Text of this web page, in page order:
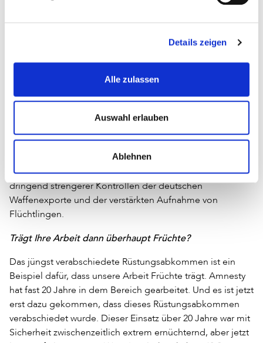
Details zeigen
Alle zulassen
Auswahl erlauben
Ablehnen
dass Kulturgüter, die gebrandschatzt wurden, nicht mehr
Jahre alte assyrische Skulpturen geraubt und verkauft
werden. Das ist nur ein Tropfen auf den heißen Stein. Wir
letztlich passiert seitens der Bundesregierung zu wenig.
Oft sind menschenrechtliche und wirtschaftliche
Interessen für die Politik nicht vereinbar. Es bedarf jedoch
dringend strengerer Kontrollen der deutschen
Waffenexporte und der verstärkten Aufnahme von
Flüchtlingen.
Trägt Ihre Arbeit dann überhaupt Früchte?
Das jüngst verabschiedete Rüstungsabkommen ist ein
Beispiel dafür, dass unsere Arbeit Früchte trägt. Amnesty
hat fast 20 Jahre in dem Bereich gearbeitet. Und es ist jetzt
erst dazu gekommen, dass dieses Rüstungsabkommen
verabschiedet wurde. Dieser Einsatz über 20 Jahre war mit
Sicherheit zwischenzeitlich extrem ernüchternd, aber jetzt